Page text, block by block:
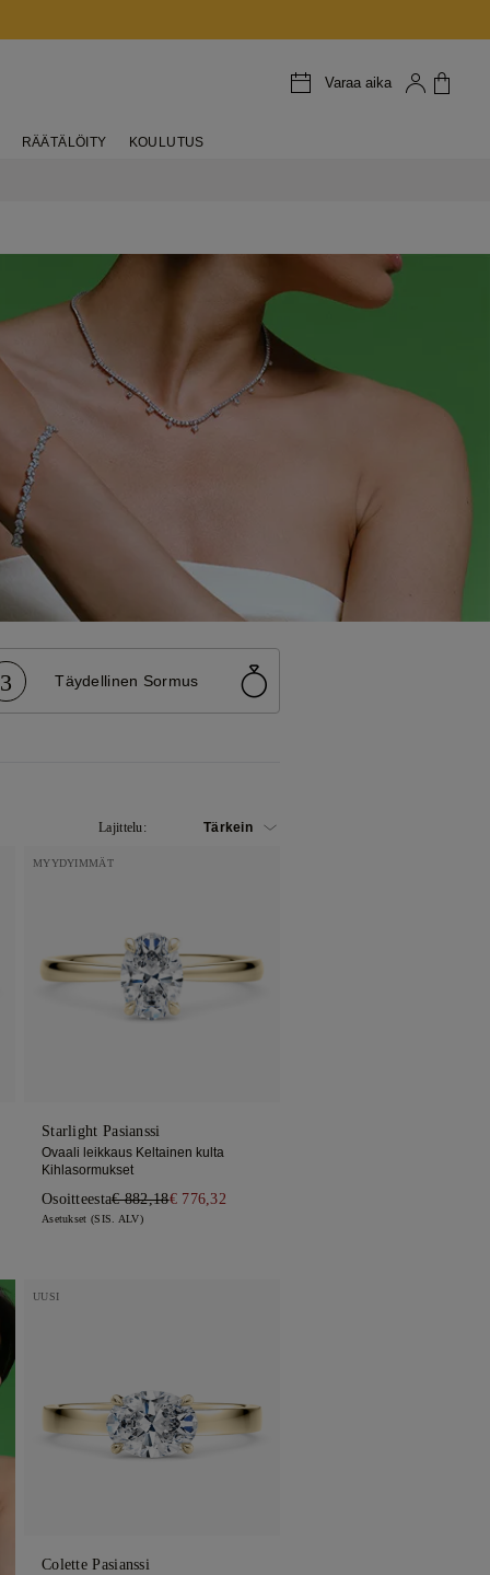
Varaa aika
RÄÄTÄLÖITY KOULUTUS
3 Täydellinen Sormus
Lajittelu:
MYYDYIMMÄT
Starlight Pasianssi
Ovaali leikkaus Keltainen kulta
Kihlasormukset
Osoitteesta€ 882,18€ 776,32
Asetukset (SIS. ALV)
UUSI
Colette Pasianssi